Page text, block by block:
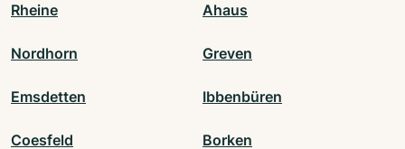
Rheine Ahaus
Nordhorn Greven
Emsdetten Ibbenbüren
Coesfeld Borken